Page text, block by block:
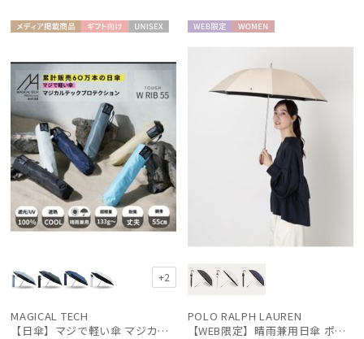
載商品
向け
X
+2
MAGICAL TECH
【日傘】マジで軽い傘 マジカルテックプロテクション（MAGICAL TECH PROTECTION）Tough W rib55cm 耐風 軽量 遮光100
POLO RALPH LAUREN
【WEB限定】晴雨兼用日傘 ポロ ラルフ ローレン（POLO RALPH LAUREN）オーバーロック刺繍 遮光100 UV100